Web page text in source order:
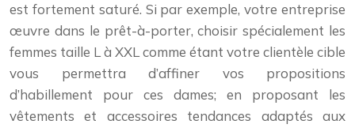
est fortement saturé. Si par exemple, votre entreprise
œuvre dans le prêt-à-porter, choisir spécialement les
femmes taille L à XXL comme étant votre clientèle cible
vous permettra d’affiner vos propositions
d’habillement pour ces dames; en proposant les
vêtements et accessoires tendances adaptés aux